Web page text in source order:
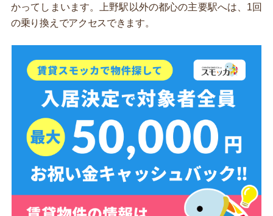
かってしまいます。上野駅以外の都心の主要駅へは、1回
の乗り換えでアクセスできます。